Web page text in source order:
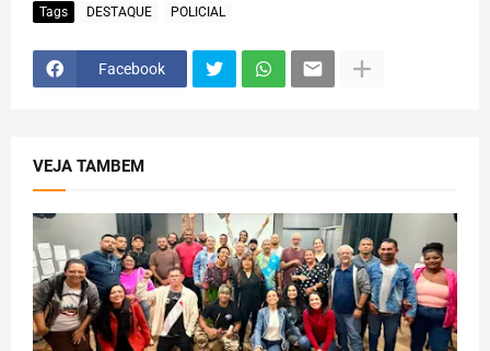
Tags DESTAQUE POLICIAL
Facebook
VEJA TAMBEM